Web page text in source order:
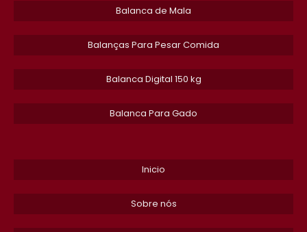
BALANCA DIGITAL INDUSTRIAL 200KG
SERVICO DE MANUTENCAO EM BALANCA TOLEDO EM SP
BALANCA PESADORA E CONTADORA
CONTRATO DE MANUTENCAO PREVENTIVA EM BALANCAS
BALANCA TOLEDO PRIX 5
PESO PADRAO PARA CALIBRACAO DE BALANCAS
Balanca de Mala
Balanças Para Pesar Comida
​Balanca Digital 150 kg
Balanca Para Gado
Inicio
Sobre nós